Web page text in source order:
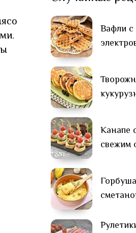
Вафли
Канапе
свежим